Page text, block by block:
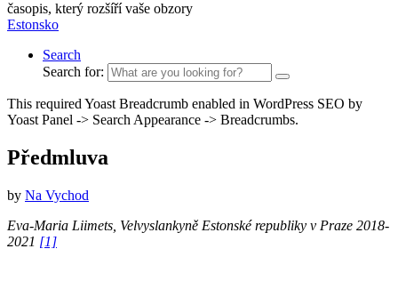
časopis, který rozšíří vaše obzory
Estonsko
Search
Search for:
This required Yoast Breadcrumb enabled in WordPress SEO by
Yoast Panel -> Search Appearance -> Breadcrumbs.
Předmluva
by Na Vychod
Eva-Maria Liimets, Velvyslankyně Estonské republiky v Praze 2018-
2021 [1]